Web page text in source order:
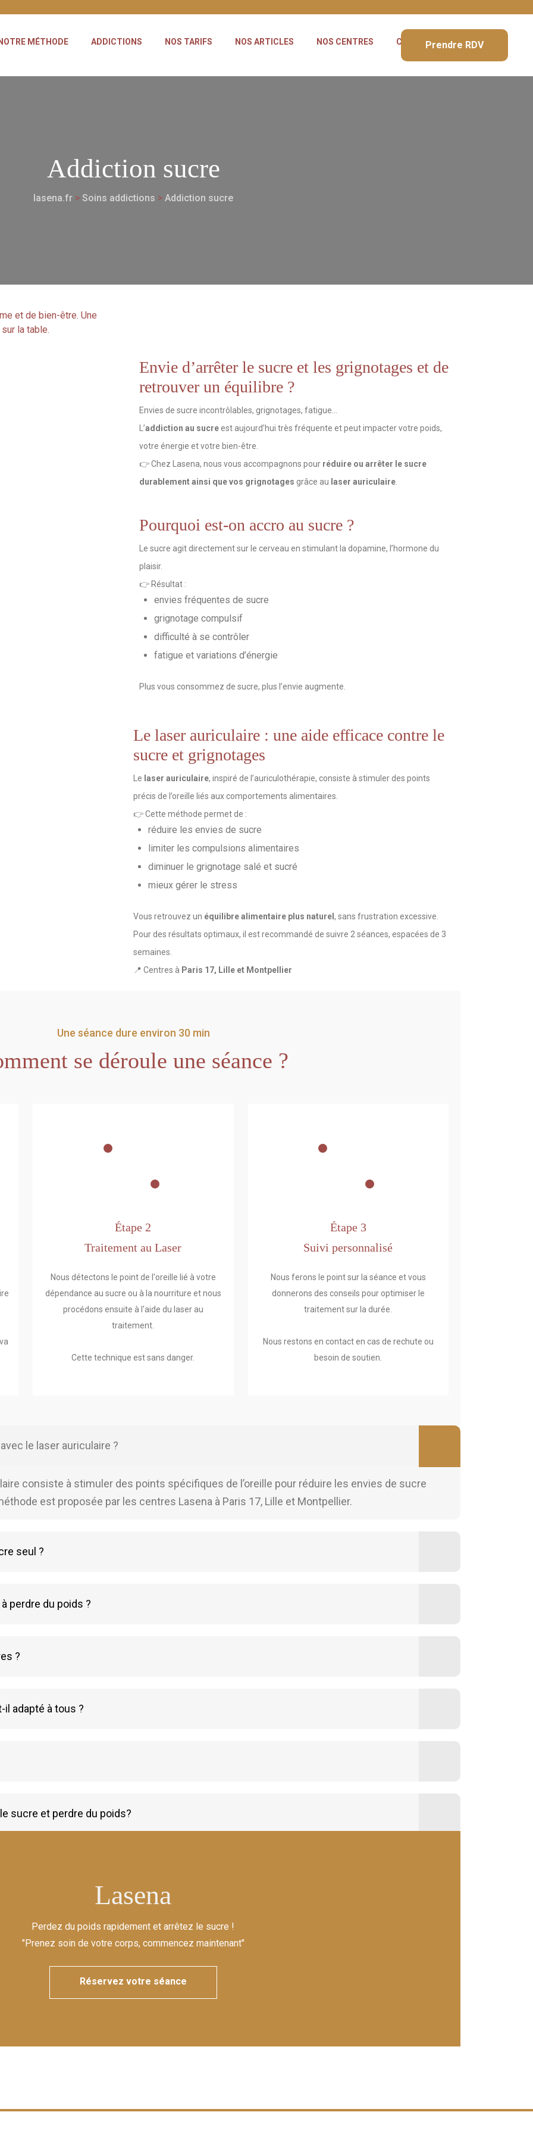
MÉTHODE ADDICTIONS NOS TARIFS NOS ARTICLES NOS CENTRES CONTACTPrendre RDV
Addiction sucre
lasena.fr > Soins addictions > Addiction sucre
Envie d’arrêter le sucre et les grignotages et de
retrouver un équilibre ?
Envies de sucre incontrôlables, grignotages, fatigue…
L’addiction au sucreest aujourd’hui très fréquente et peut impacter votre poids,
votre énergie et votre bien-être.
👉 Chez Lasena, nous vous accompagnons pour réduire ou arrêter le sucre
durablement ainsi que vos grignotages grâce au laser auriculaire
Pourquoi est-on accro au sucre ?
Le sucre agit directement sur le cerveau en stimulant la dopamine, l’hormone du
plaisir.
👉 Résultat :
envies fréquentes de sucre
grignotage compulsif
difficulté à se contrôler
fatigue et variations d’énergie
Plus vous consommez de sucre, plus l’envie augmente.
Le laser auriculaire : une aide efficace contre le
sucre et grignotages
Le laser auriculaire, inspiré de l’auriculothérapie, consiste à stimuler des points
précis de l’oreille liés aux comportements alimentaires.
👉 Cette méthode permet de :
réduire les envies de sucre
limiter les compulsions alimentaires
diminuer le grignotage salé et sucré
mieux gérer le stress
Vous retrouvez un équilibre alimentaire plus naturel , sans frustration excessive.
Pour des résultats optimaux, il est recommandé de suivre 2 séances, espacées de 3
semaines.
📍 Centres à Paris 17, Lille et Montpellier
Une séance dure environ 30 min
se déroule une séance ?
Étape 2
Traitement au Laser
Nous détectons le point de l'oreille lié à votre
dépendance au sucre ou à la nourriture et nous
procédons ensuite à l'aide du laser au
traitement.
Cette technique est sans danger.
Étape 3
Suivi personnalisé
Nous ferons le point sur la séance et vous
donnerons des conseils pour optimiser le
traitement sur la durée.
Nous restons en contact en cas de rechute ou
besoin de soutien.
le laser auriculaire ?
consiste à stimuler des points spécifiques de l’oreille pour réduire les envies de sucre
est proposée par les centres Lasena à Paris 17, Lille et Montpellier.
seul ?
perdre du poids ?
?
adapté à tous ?
sucre et perdre du poids?
Lasena
Perdez du poids rapidement et arrêtez le sucre !
"Prenez soin de votre corps, commencez maintenant"
Réservez votre séance